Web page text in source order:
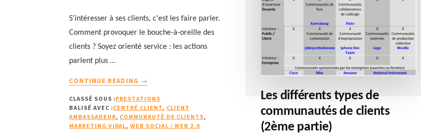
S'intéresser à ses clients, c'est les faire parler.
Comment provoquer le bouche-à-oreille des
clients ? Soyez orienté service : les actions
parlent plus …
CONTINUE READING
INCITER
LES
CLIENTS
→
CLASSÉ SOUS :PRESTATIONS
BALISÉ AVEC :CENTRÉ CLIENT, CLIENT
AMBASSADEUR, COMMUNAUTÉ DE CLIENTS,
MARKETING VIRAL,WEB SOCIAL / WEB 2.0
Les différents types de
communautés de clients
(2ème partie)